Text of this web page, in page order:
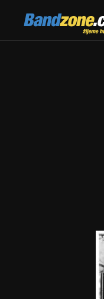
Bandzone.cz
žijeme hudbou